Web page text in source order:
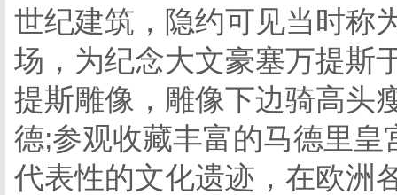
世纪建筑，隐约可见当时称
场，为纪念大文豪塞万提斯
提斯雕像，雕像下边骑高头
德;参观收藏丰富的马德里
代表性的文化遗迹，在欧洲